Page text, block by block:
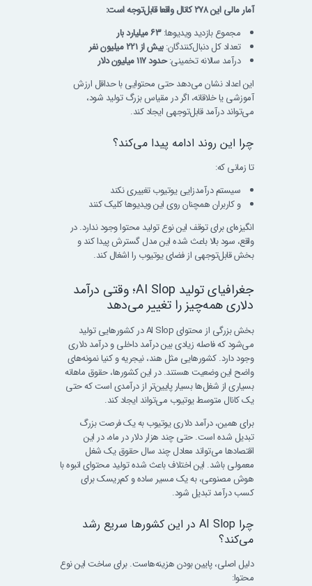
آمار مالی این ۲۷۸ کانال واقعا قابل‌توجه است:
مجموع بازدید ویدیوها:۶۳ میلیارد بار
تعداد کل دنبال‌کنندگان:بیش از ۲۲۱ میلیون نفر
درآمد سالانه تخمینی:حدود ۱۱۷ میلیون دلار
این اعداد نشان می‌دهد حتی محتوایی با حداقل ارزش
آموزشی یا خلاقانه، اگر در مقیاس بزرگ تولید شود،
می‌تواند درآمد قابل‌توجهی ایجاد کند.
چرا این روند ادامه پیدا می‌کند؟
تا زمانی که:
سیستم درآمدزایی یوتیوب تغییری نکند
و کاربران همچنان روی این ویدیوها کلیک کنند
انگیزه‌ای برای توقف این نوع تولید محتوا وجود ندارد. در
واقع، سود بالا باعث شده این مدل گسترش پیدا کند و
بخش قابل‌توجهی از فضای یوتیوب را اشغال کند.
جغرافیای تولید AI Slop؛ وقتی درآمد
دلاری همه‌چیز را تغییر می‌دهد
بخش بزرگی از محتوای AI Slop در کشورهایی تولید
می‌شود که فاصله زیادی بین درآمد داخلی و درآمد دلاری
وجود دارد. کشورهایی مثل هند، نیجریه و کنیا نمونه‌های
واضح این وضعیت هستند. در این کشورها، حقوق ماهانه
بسیاری از شغل‌ها بسیار پایین‌تر از درآمدی است که حتی
یک کانال متوسط یوتیوب می‌تواند ایجاد کند.
برای همین، درآمد دلاری یوتیوب به یک فرصت بزرگ
تبدیل شده است. حتی چند هزار دلار در ماه، در این
اقتصادها می‌تواند معادل چند سال حقوق یک شغل
معمولی باشد. این اختلاف باعث شده تولید محتوای انبوه با
هوش مصنوعی، به یک مسیر ساده و کم‌ریسک برای
کسب درآمد تبدیل شود.
چرا AI Slop در این کشورها سریع رشد
می‌کند؟
دلیل اصلی، پایین بودن هزینه‌هاست. برای ساخت این نوع
محتوا: